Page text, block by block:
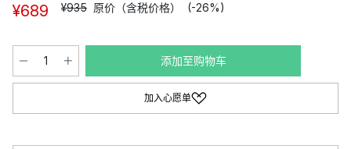
¥689 ¥935 原价（含税价格） (-26%)
添加至购物车
加入心愿单